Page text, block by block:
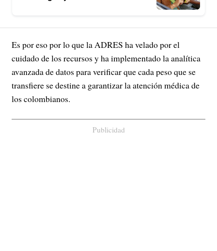
Es por eso por lo que la ADRES ha velado por el
cuidado de los recursos y ha implementado la analítica
avanzada de datos para verificar que cada peso que se
transfiere se destine a garantizar la atención médica de
los colombianos.
Publicidad